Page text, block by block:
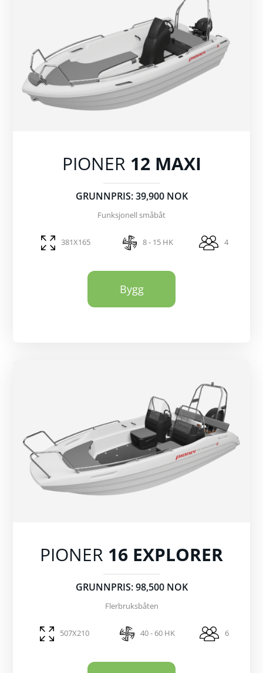
PIONER 12 MAXI
GRUNNPRIS: 39,900 NOK
Funksjonell småbåt
381X165 8 - 15 HK 4
Bygg
PIONER 16 EXPLORER
GRUNNPRIS: 98,500 NOK
Flerbruksbåten
507X210 40 - 60 HK 6